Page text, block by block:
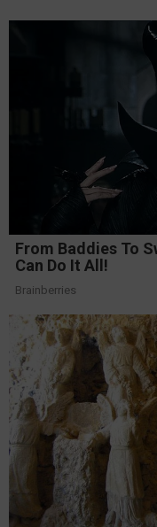
From Baddies To
Can Do It All!
Brainberries